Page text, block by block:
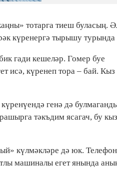
тотарга тиеш буласың.
күренергә тырышу турында
гади кешеләр. Гомер буе
исә, күренеп тора – бай.
генә дә
тәкъдим ясагач, бу кыз
күлмәкләре дә юк.
машиналы егет янында